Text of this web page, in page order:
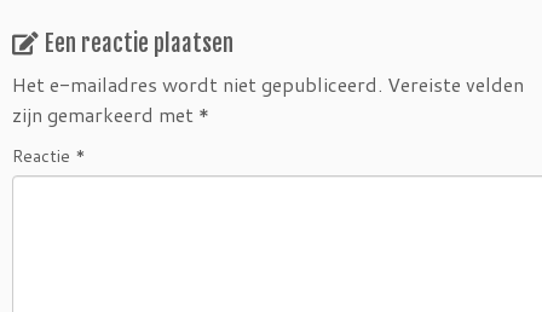
Een reactie plaatsen
Het e-mailadres wordt niet gepubliceerd. Vereiste velden
zijn gemarkeerd met *
Reactie *